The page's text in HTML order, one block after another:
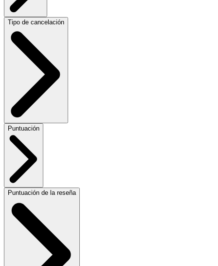
Tipo de cancelación
Puntuación
Puntuación de la reseña